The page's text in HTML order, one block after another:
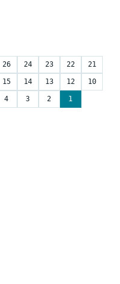
26 24 23 22 21
15 14 13 12 10
4 3 2 1